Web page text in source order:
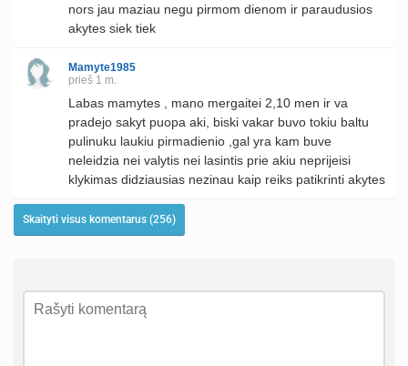
nors jau maziau negu pirmom dienom ir paraudusios
akytes siek tiek
Mamyte1985
prieš 1 m.
Labas mamytes , mano mergaitei 2,10 men ir va
pradejo sakyt puopa aki, biski vakar buvo tokiu baltu
pulinuku laukiu pirmadienio ,gal yra kam buve
neleidzia nei valytis nei lasintis prie akiu neprijeisi
klykimas didziausias nezinau kaip reiks patikrinti akytes
Skaityti visus komentarus (256)